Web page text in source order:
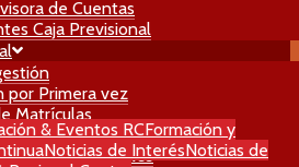
de Cuentas
Caja Previsional
por Primera vez
Matrículas
para Profesionales
& Eventos RCFormación y
Noticias de InterésNoticias de